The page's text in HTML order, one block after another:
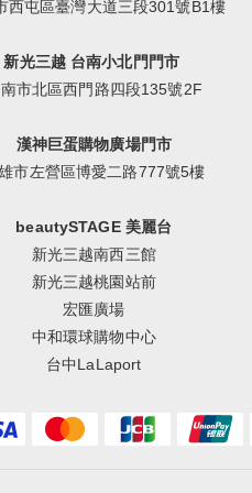
西屯區臺灣大道三段301號B1樓
新光三越 台南小北門門市
市北區西門路四段135號2F
漢神巨蛋購物廣場門市
市左營區博愛二路777號5樓
beautySTAGE 美麗台
新光三越南西三館
新光三越桃園站前
宏匯廣場
中和環球購物中心
台中LaLaport